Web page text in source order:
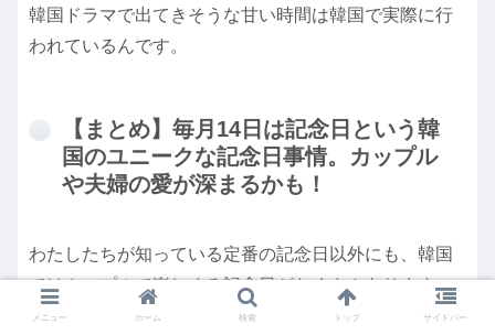
韓国ドラマで出てきそうな甘い時間は韓国で実際に行
われているんです。
【まとめ】毎月14日は記念日という韓
国のユニークな記念日事情。カップル
や夫婦の愛が深まるかも！
わたしたちが知っている定番の記念日以外にも、韓国
ではカップルで楽しめる記念日がたくさんあります。
メニュー ホーム 検索 トップ サイドバー